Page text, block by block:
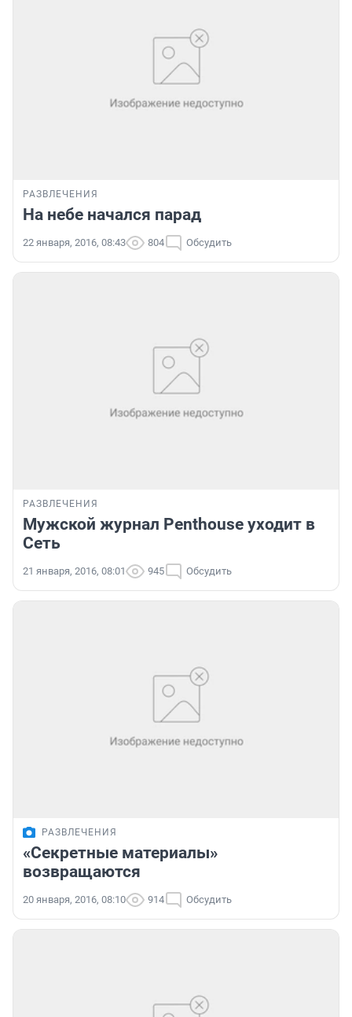
РАЗВЛЕЧЕНИЯ
На небе начался парад
22 января, 2016, 08:43 804 Обсудить
РАЗВЛЕЧЕНИЯ
Мужской журнал Penthouse уходит в
Сеть
21 января, 2016, 08:01 945 Обсудить
РАЗВЛЕЧЕНИЯ
«Секретные материалы»
возвращаются
20 января, 2016, 08:10 914 Обсудить